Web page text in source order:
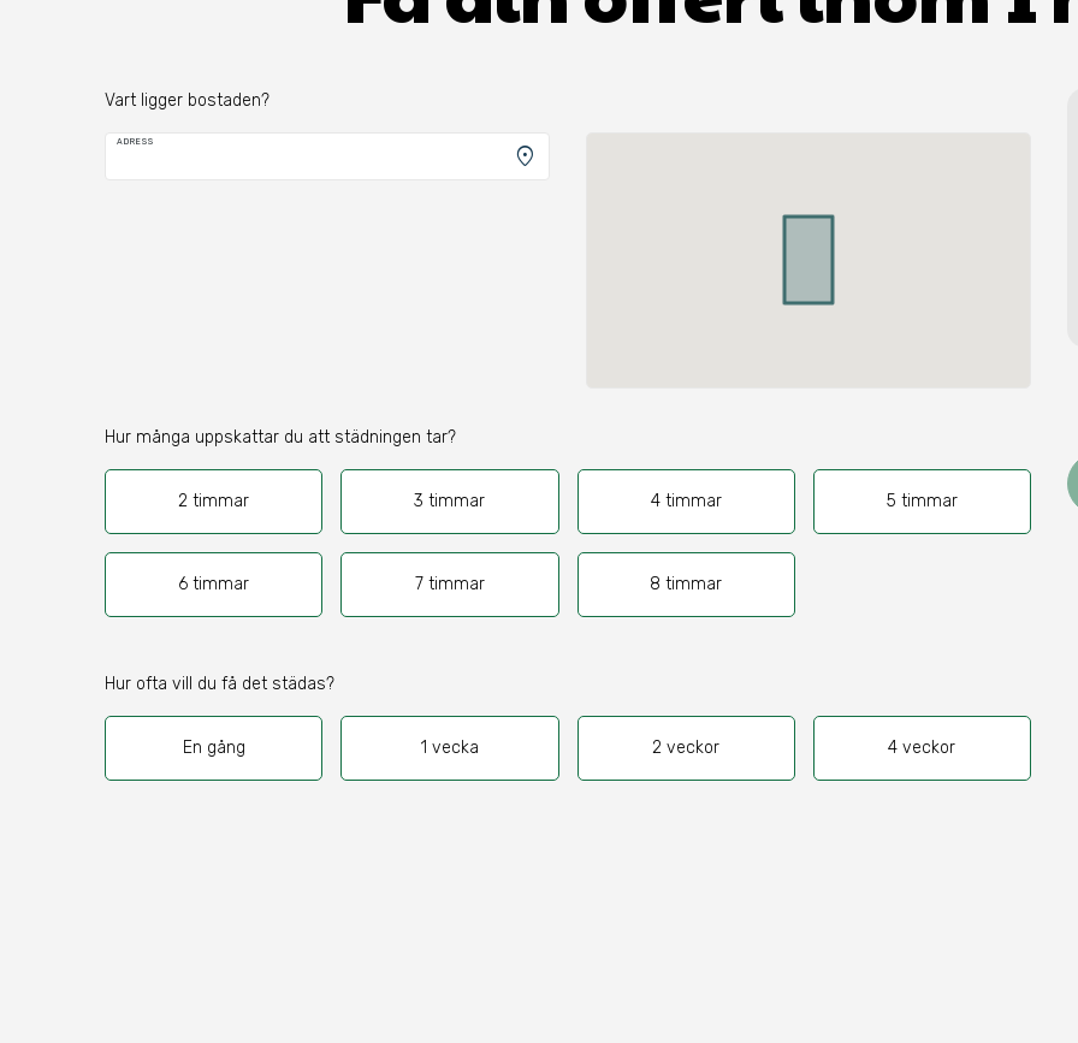
Vart ligger bostaden?
ADRESS
location_on
Hur många uppskattar du att städningen tar?
2 timmar 3 timmar 4 timmar 5 timmar
6 timmar 7 timmar 8 timmar
Hur ofta vill du få det städas?
En gång 1 vecka 2 veckor 4 veckor